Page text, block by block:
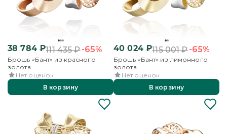
38 784₽111 435₽-65%
Брошь «Бант» из красного
золота
Нет оценок
В корзину
40 024₽115 001₽-65%
Брошь «Бант» из лимонного
золота
Нет оценок
В корзину